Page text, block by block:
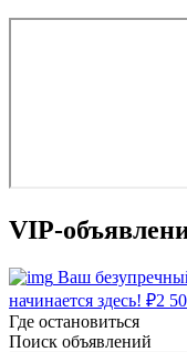
VIP-
Ваш
начинается здесь! ₽2
Где остановиться
Поиск объявлений